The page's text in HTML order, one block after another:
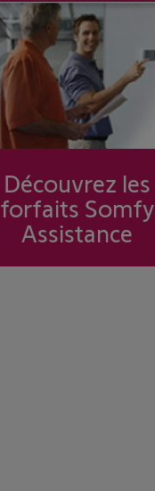
Découvrez les
forfaits Somfy
Assistance